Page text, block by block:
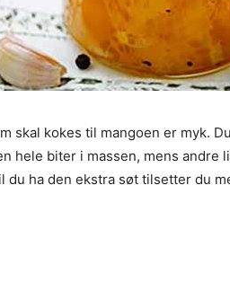
skal kokes til mangoen er myk.
hele biter i massen, mens andre
du ha den ekstra søt tilsetter du